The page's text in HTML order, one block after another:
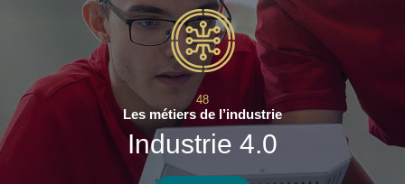
48
Les métiers de l’industrie
Industrie 4.0
S’engager
Nos partenaires
Actualités Education
Photos